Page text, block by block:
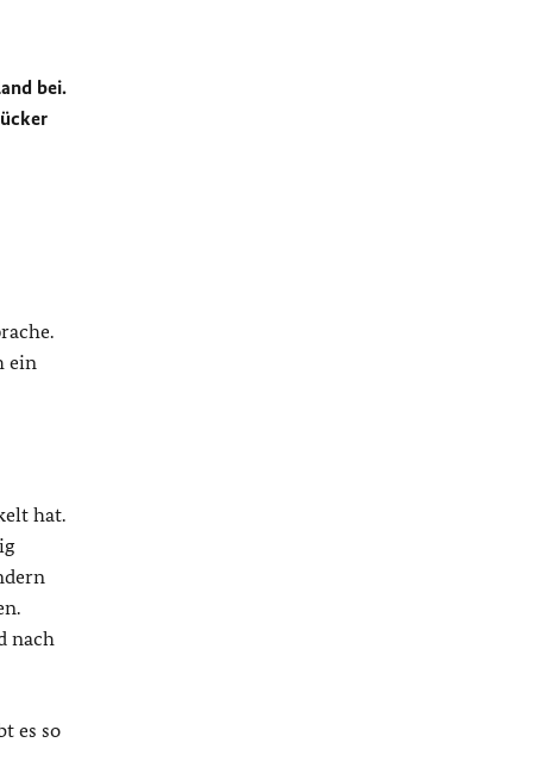
bei.
ein
hat.
nach
es so